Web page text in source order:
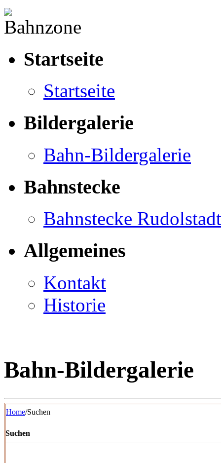
Startseite
Startseite
Bildergalerie
Bahn-Bildergalerie
Bahnstecke
Bahnstecke
Allgemeines
Kontakt
Historie
Bahn-Bildergalerie
Home/Suchen
Suchen